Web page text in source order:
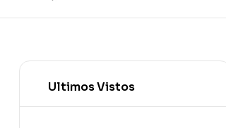
Ultimos Vistos